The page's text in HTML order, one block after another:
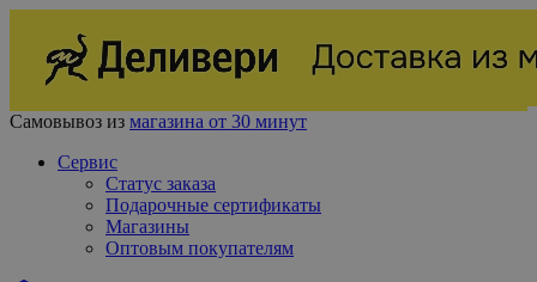
Самовывоз из магазина от 30 минут
Сервис
Статус заказа
Подарочные сертификаты
Магазины
Оптовым покупателям